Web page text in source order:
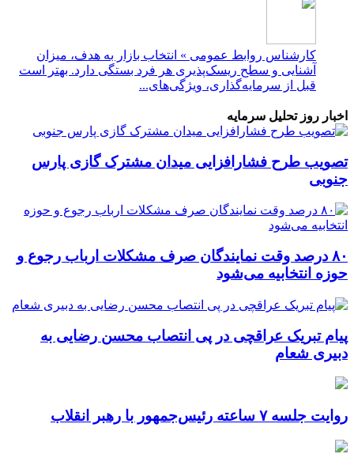
کارشناس روابط عمومی » انتخاب بازار به هدف، میزان
آشنایی و سطح ریسک‌پذیری هر فرد بستگی دارد. بهتر است
قبل از سرمایه‌گذاری، ویژگی‌های...
اخبار روز تحلیل سرمایه
تصویب طرح فشارافزایی میدان مشترک گازی پارس
جنوبی
۸۰ درصد وقت نمایندگان صرف مشکلات ارباب رجوع و
حوزه انتخابیه می‌شود
پیام تبریک عراقچی در پی انتصاب محسن رضایی به
دبیری شعام
روایت جلسه ۷ ساعته رئیس‌جمهور با رهبر انقلاب